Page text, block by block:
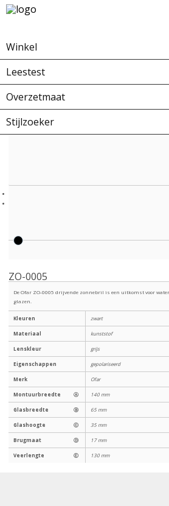
Winkel
Leestest
Overzetmaat
Stijlzoeker
Home Winkel
ZO-0005
De Ofar ZO-0005 drijvende zonnebril is een uitkomst voor
glazen.
Kleuren zwart
Materiaal kunststof
Lenskleur grijs
Eigenschappen gepolariseerd
Merk Ofar
Montuurbreedte Ⓐ 140 mm
Glasbreedte Ⓑ 65 mm
Glashoogte Ⓒ 35 mm
Brugmaat Ⓓ 17 mm
Veerlengte Ⓔ 130 mm